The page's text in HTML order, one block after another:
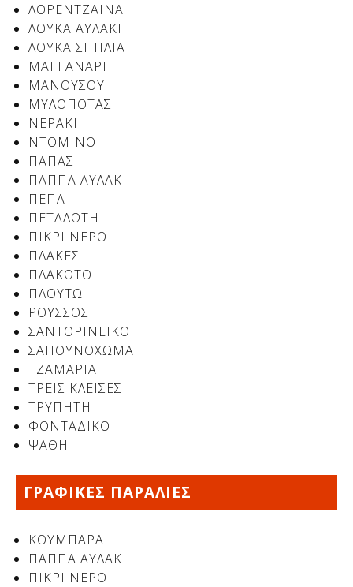
Δείτε μας:
Δείτε μας:
Δείτε μας:
Δείτε μας:
ΛΟΡΕΝΤΖΑΙΝΑ
ΛΟΥΚΑ ΑΥΛΑΚΙ
ΛΟΥΚΑ ΣΠΗΛΙΑ
ΜΑΓΓΑΝΑΡΙ
ΜΑΝΟΥΣΟΥ
ΜΥΛΟΠΟΤΑΣ
ΝΕΡΑΚΙ
ΝΤΟΜΙΝΟ
ΠΑΠΑΣ
ΠΑΠΠΑ ΑΥΛΑΚΙ
ΠΕΠΑ
ΠΕΤΑΛΩΤΗ
ΠΙΚΡΙ ΝΕΡΟ
ΠΛΑΚΕΣ
ΠΛΑΚΩΤΟ
ΠΛΟΥΤΩ
ΡΟΥΣΣΟΣ
ΣΑΝΤΟΡΙΝΕΙΚΟ
ΣΑΠΟΥΝΟΧΩΜΑ
ΤΖΑΜΑΡΙΑ
ΤΡΕΙΣ ΚΛΕΙΣΕΣ
ΤΡΥΠΗΤΗ
ΦΟΝΤΑΔΙΚΟ
ΨΑΘΗ
ΓΡΑΦΙΚΕΣ ΠΑΡΑΛΙΕΣ
ΚΟΥΜΠΑΡΑ
ΠΑΠΠΑ ΑΥΛΑΚΙ
ΠΙΚΡΙ ΝΕΡΟ